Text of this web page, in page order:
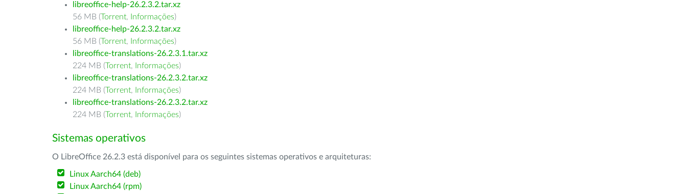
libreoffice-help-26.2.3.2.tar.xz
56 MB (Torrent, Informações)
libreoffice-help-26.2.3.2.tar.xz
56 MB (Torrent, Informações)
libreoffice-translations-26.2.3.1.tar.xz
224 MB (Torrent, Informações)
libreoffice-translations-26.2.3.2.tar.xz
224 MB (Torrent, Informações)
libreoffice-translations-26.2.3.2.tar.xz
224 MB (Torrent, Informações)
Sistemas operativos
O LibreOffice 26.2.3 está disponível para os seguintes sistemas operativos e arquiteturas:
Linux Aarch64 (deb)
Linux Aarch64 (rpm)